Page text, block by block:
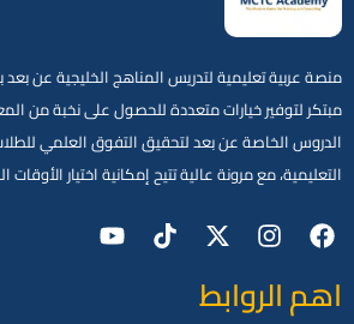
منصة عربية تعليمية لتدريس المناهج الخليجية عن
مبتكر لتوفير خيارات متعددة للحصول على نخبة من
الدروس الخاصة عن بعد لتحقيق التفوق العلمي
التعليمية، مع مرونة عالية تتيح إمكانية اختيار الأوقات
اهم الروابط